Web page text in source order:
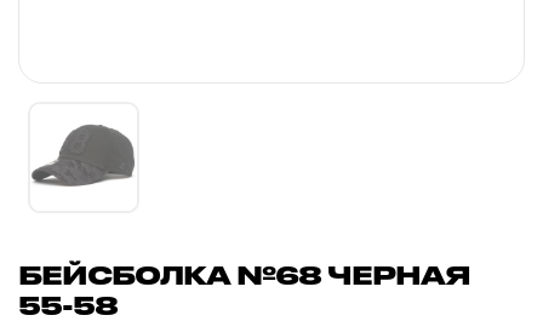
БЕЙСБОЛКА №68 ЧЕРНАЯ
55-58